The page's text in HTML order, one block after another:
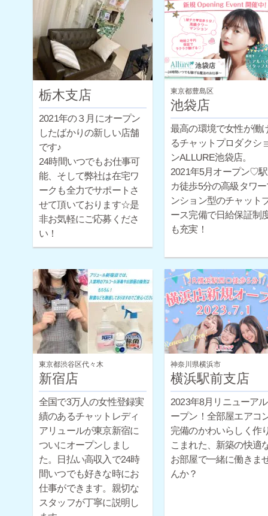
からのスタートですが
給保証制度も完備して
すので未経験の方でも
心ですよ♪経験豊富なス
ッフによるサポートや
性スタッフによる面談
可能です！
栃木支店
2021年の３月にオープン
したばかりの新しい店舗
です♪
24時間いつでもお仕事可
能、そして弊社は在宅ワ
ークも全力でサポートさ
せて頂いております☆是
非お気軽にご応募くださ
い！
東京都豊島区
池袋店
最高の環境で女性が働
るチャットプロダクシ
ンALLURE池袋店。
2021年5月オープン♡
カ徒歩5分の高級タワ
ンション型のチャット
ース完備で日給保証制
も充実！
東京都渋谷区代々木
新宿店
全国で3万人の女性登録実
績のあるチャットレディ
アリュールが東京新宿に
ついにオープンしまし
た。日払い高収入で24時
間いつでも好きな時にお
仕事ができます。親切な
スタッフが丁寧に説明し
神奈川県横浜市
横浜駅前支店
2023年8月リニューア
ープン！全部屋エアコ
完備のかわいらしく作
こまれた、新築の快適
お部屋で一緒に働きま
んか？